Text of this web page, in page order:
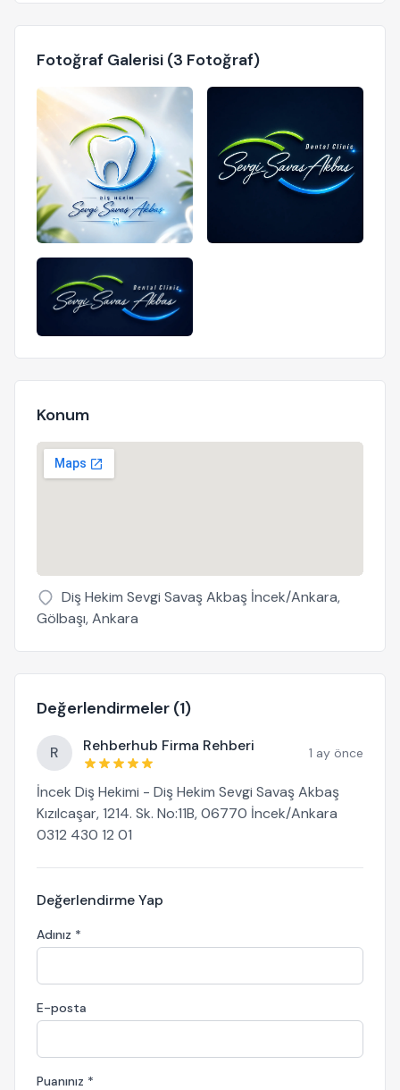
Fotoğraf Galerisi (3 Fotoğraf)
Konum
Diş Hekim Sevgi Savaş Akbaş İncek/Ankara,
Gölbaşı, Ankara
Değerlendirmeler (1)
R Rehberhub Firma Rehberi 1 ay önce
İncek Diş Hekimi - Diş Hekim Sevgi Savaş Akbaş
Kızılcaşar, 1214. Sk. No:11B, 06770 İncek/Ankara
0312 430 12 01
Değerlendirme Yap
Adınız *
E-posta
Puanınız *